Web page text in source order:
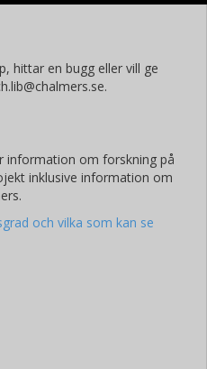
hittar en bugg eller vill ge
information om forskning på
inklusive information om
och vilka som kan se